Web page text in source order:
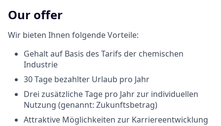
Our offer
Wir bieten Ihnen folgende Vorteile:
Gehalt auf Basis des Tarifs der chemischen
Industrie
30 Tage bezahlter Urlaub pro Jahr
Drei zusätzliche Tage pro Jahr zur individuellen
Nutzung (genannt: Zukunftsbetrag)
Attraktive Möglichkeiten zur Karriereentwicklung